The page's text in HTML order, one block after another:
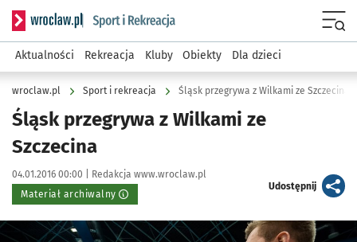
Serwis informacyjny wroclaw.pl podserwis: Sport i rekreacja
Aktualności Rekreacja Kluby Obiekty Dla dzieci
wroclaw.pl Sport i rekreacja Śląsk przegrywa z Wilkami ze Szczecina
Śląsk przegrywa z Wilkami ze
Szczecina
Data publikacji:
04.01.2016 00:00 | Autor:
Redakcja www.wroclaw.pl
Materiał archiwalny
Udostępnijartykuł
Kliknij, aby powiększyć